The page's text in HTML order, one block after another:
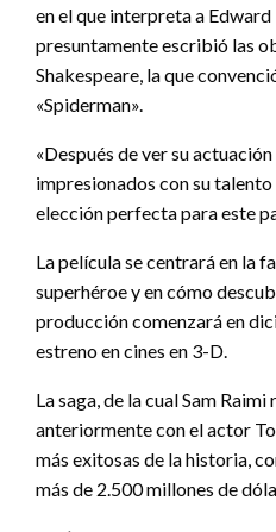
en el que interpreta a
presuntamente escribió las
Shakespeare, la que
«Spiderman».
«Después de ver su actuación
impresionados con su talento
elección perfecta para este
La película se centrará en la
superhéroe y en cómo
producción comenzará en
estreno en cines en 3-D.
La saga, de la cual Sam
anteriormente con el actor
más exitosas de la historia,
más de 2.500 millones de